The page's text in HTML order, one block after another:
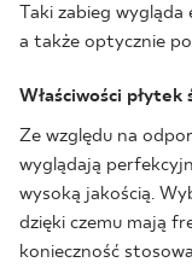
Taki zabieg wygląda
a także optycznie
Właściwości
Ze względu na
wyglądają
wysoką jakością.
dzięki czemu mają
konieczność